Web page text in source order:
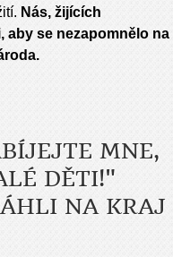
Nás, žijících
aby se nezapomnělo na
MNE,
DĚTI!"
NA KRAJ